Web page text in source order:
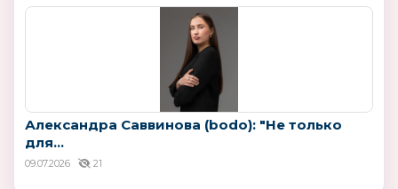
Александра Саввинова (bodo): "Не только
для...
09.07.2026 21